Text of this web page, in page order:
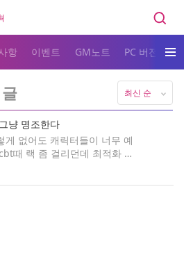
항 이벤트 GM노트 PC 버전 다운
최신 순
냥 명조한다
없어도 캐릭터들이 너무 예
때 랙 좀 걸리던데 최적화 잘